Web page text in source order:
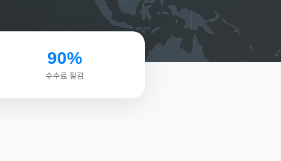
90%
수수료 절감